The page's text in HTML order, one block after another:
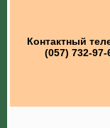
Контактный
(057) 732-97-